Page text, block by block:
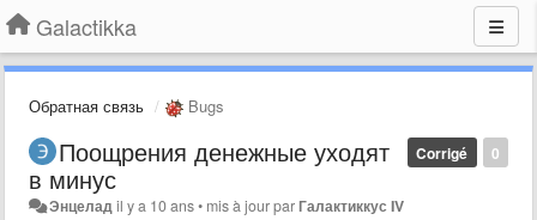
Galactikka
Обратная связь Bugs
0
Corrigé
Поощрения денежные уходят
в минус
Энцелад il y a 10 ans• mis à jour parГалактиккус IV